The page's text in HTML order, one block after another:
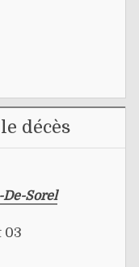
décès
Sorel
03